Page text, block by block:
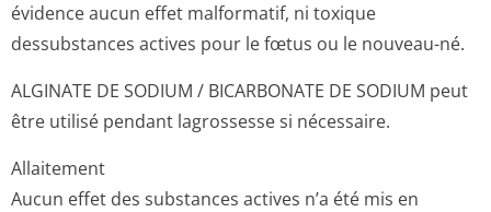
évidence aucun effet malformatif, ni toxique
dessubstances actives pour le fœtus ou le nouveau-né.
ALGINATE DE SODIUM / BICARBONATE DE SODIUM peut
être utilisé pendant lagrossesse si nécessaire.
Allaitement
Aucun effet des substances actives n’a été mis en